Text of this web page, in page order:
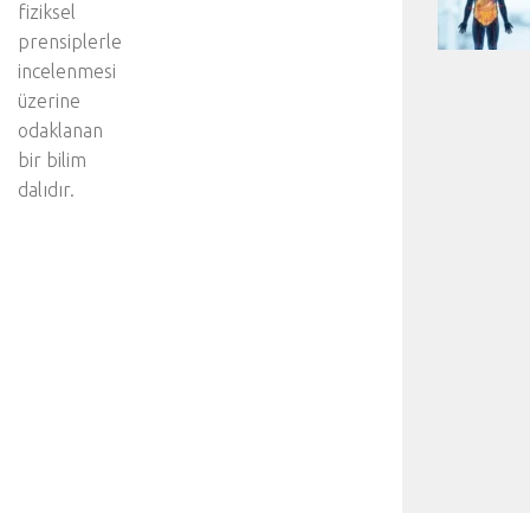
fiziksel
prensiplerle
incelenmesi
üzerine
odaklanan
bir bilim
dalıdır.